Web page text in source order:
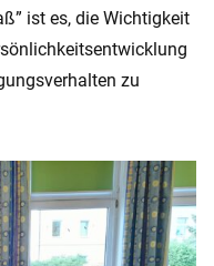
ist es, die Wichtigkeit
zu